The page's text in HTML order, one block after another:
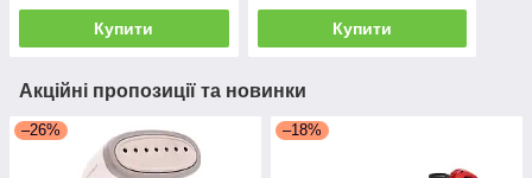
Купити Купити
Акційні пропозиції та новинки
–26% –18%